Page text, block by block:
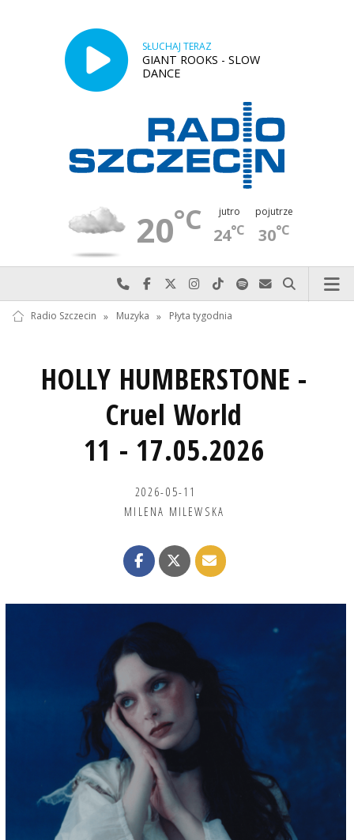
SŁUCHAJ TERAZ
GIANT ROOKS - SLOW
DANCE
20°C jutro
24°C
pojutrze
30°C
Najlepiej po prostu do nas zadzwoń
Odwiedź nas na Facebook-u
Odwiedź nas na X
Odwiedź nas na Instagram-ie
Odwiedź nas na TikTok-u
Szukaj nas na Spotify
Wyślij do nas
Szukaj
Radio Szczecin » Muzyka » Płyta tygodnia
HOLLY HUMBERSTONE -
Cruel World
11 - 17.05.2026
2026-05-11
MILENA MILEWSKA